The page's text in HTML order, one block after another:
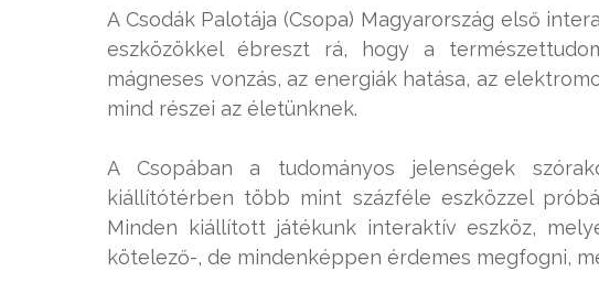
A Csodák Palotája (Csopa) Magyarország első
eszközökkel ébreszt rá, hogy a
mágneses vonzás, az energiák hatása, az
mind részei az életünknek.
A Csopában a tudományos jelenségek
kiállítótérben több mint százféle eszközzel
Minden kiállított játékunk interaktív eszköz,
kötelező-, de mindenképpen érdemes megfogni,